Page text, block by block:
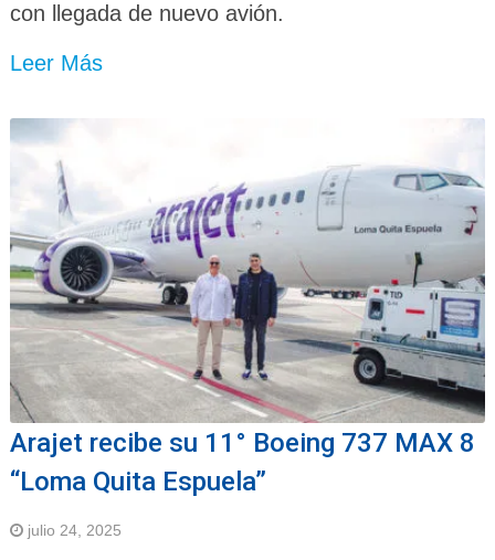
con llegada de nuevo avión.
Leer Más
Arajet recibe su 11° Boeing 737 MAX 8
“Loma Quita Espuela”
julio 24, 2025